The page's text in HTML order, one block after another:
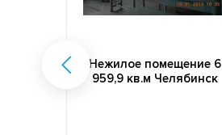
Нежилое помещение 6
959,9 кв.м Челябинск